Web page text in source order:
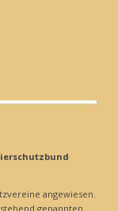
angewiesen.
genannten